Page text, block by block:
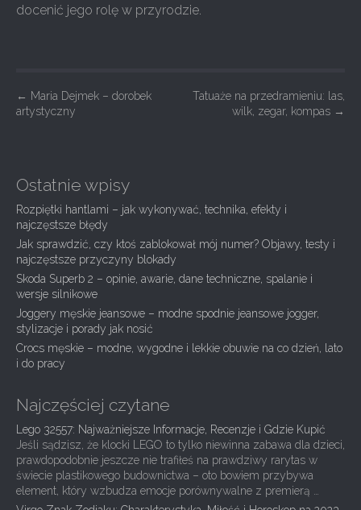
docenić jego rolę w przyrodzie.
P
o
n
a
v
i
g
a
t
i
o
n
← Maria Dejmek – dorobek
artystyczny
Tatuaże na przedramieniu: las,
wilk, zegar, kompas →
Ostatnie wpisy
Rozpiętki hantlami – jak wykonywać, technika, efekty i
najczęstsze błędy
Jak sprawdzić, czy ktoś zablokował mój numer? Objawy, testy i
najczęstsze przyczyny blokady
Skoda Superb 2 – opinie, awarie, dane techniczne, spalanie i
wersje silnikowe
Joggery męskie jeansowe – modne spodnie jeansowe jogger,
stylizacje i porady jak nosić
Crocs męskie – modne, wygodne i lekkie obuwie na co dzień, lato
i do pracy
Najczęściej czytane
Lego 32557: Najważniejsze Informacje, Recenzje i Gdzie Kupić
Jeśli sądzisz, że klocki LEGO to tylko niewinna zabawa dla dzieci,
prawdopodobnie jeszcze nie trafiłeś na prawdziwy rarytas w
świecie plastikowego budownictwa – oto bowiem przybywa
element, który wzbudza emocje porównywalne z premierą …